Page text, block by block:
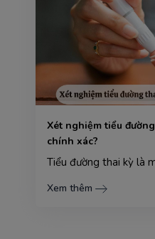
Xét nghiệm tiểu
chính xác?
Xem thêm